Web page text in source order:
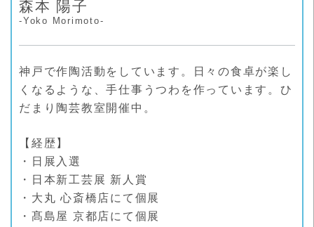
森本 陽子
-Yoko Morimoto-
神戸で作陶活動をしています。日々の食卓が楽し
くなるような、手仕事うつわを作っています。ひ
だまり陶芸教室開催中。
【経歴】
・日展入選
・日本新工芸展 新人賞
・大丸 心斎橋店にて個展
・髙島屋 京都店にて個展